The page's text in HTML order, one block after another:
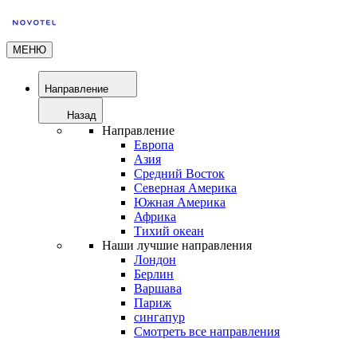
МЕНЮ
Направление
Назад
Направление
Европа
Азия
Средний Восток
Северная Америка
Южная Америка
Африка
Тихий океан
Наши лучшие направления
Лондон
Берлин
Варшава
Париж
сингапур
Смотреть все направления